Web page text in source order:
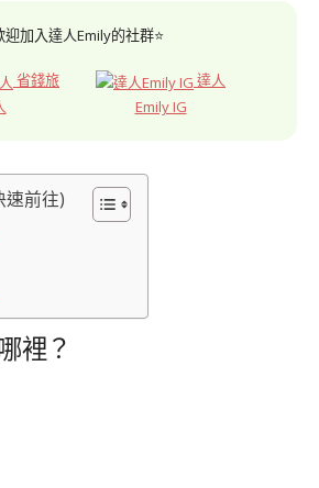
迎加入達人Emily的社群⭐
省錢旅
達人
Emily IG
速前往)
裡？